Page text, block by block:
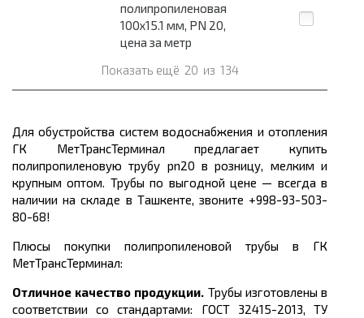
полипропиленовая
100x15.1 мм, PN 20,
цена за метр
Показать ещё 20 из 134
Для обустройства систем водоснабжения и отопления
ГК МетТрансТерминал предлагает купить
полипропиленовую трубу pn20 в розницу, мелким и
крупным оптом. Трубы по выгодной цене — всегда в
наличии на складе в Ташкенте, звоните +998-93-503-
80-68!
Плюсы покупки полипропиленовой трубы в ГК
МетТрансТерминал:
Отличное качество продукции. Трубы изготовлены в
соответствии со стандартами: ГОСТ 32415-2013, ТУ